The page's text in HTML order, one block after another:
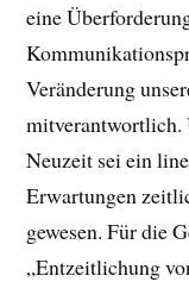
eine
Veränderung
mitverantwortlich.
Neuzeit sei ein
Erwartungen
gewesen. Für die
„Entzeitlichung